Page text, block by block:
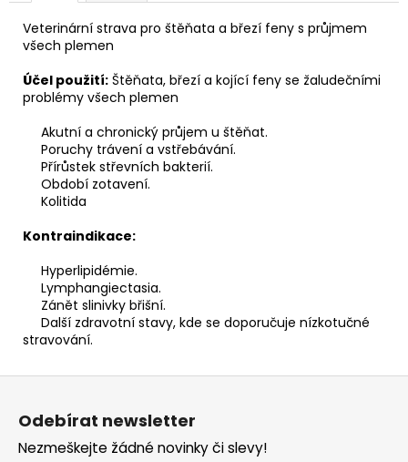
Veterinární strava pro štěňata a březí feny s průjmem
všech plemen
Účel použití: Štěňata, březí a kojící feny se žaludečními
problémy všech plemen
Akutní a chronický průjem u štěňat.
Poruchy trávení a vstřebávání.
Přírůstek střevních bakterií.
Období zotavení.
Kolitida
Kontraindikace:
Hyperlipidémie.
Lymphangiectasia.
Zánět slinivky břišní.
Další zdravotní stavy, kde se doporučuje nízkotučné
stravování.
Odebírat newsletter
Nezmeškejte žádné novinky či slevy!